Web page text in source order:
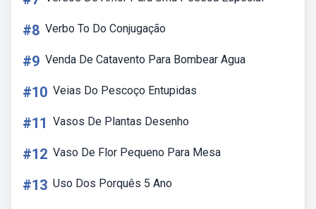
#8 Verbo To Do Conjugação
#9 Venda De Catavento Para Bombear Agua
#10 Veias Do Pescoço Entupidas
#11 Vasos De Plantas Desenho
#12 Vaso De Flor Pequeno Para Mesa
#13 Uso Dos Porquês 5 Ano